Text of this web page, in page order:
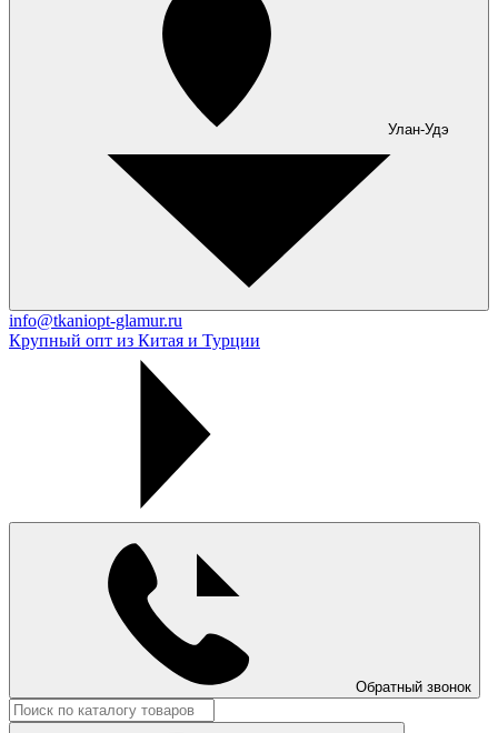
Улан-Удэ
info@tkaniopt-glamur.ru
Крупный опт из Китая и Турции
Обратный звонок